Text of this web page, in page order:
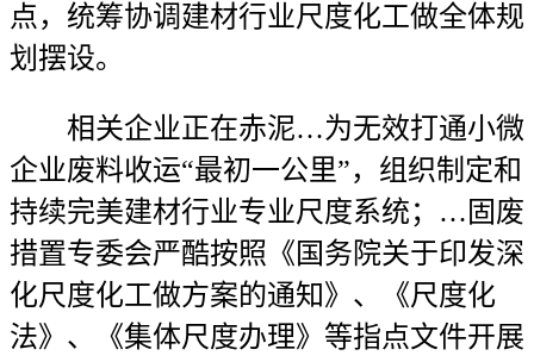
点，统筹协调建材行业尺度化工做全体规
划摆设。
相关企业正在赤泥…为无效打通小微
企业废料收运“最初一公里”，组织制定和
持续完美建材行业专业尺度系统；…固废
措置专委会严酷按照《国务院关于印发深
化尺度化工做方案的通知》、《尺度化
法》、《集体尺度办理》等指点文件开展